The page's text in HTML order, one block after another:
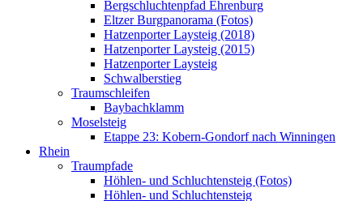
Bergschluchtenpfad Ehrenburg
Eltzer Burgpanorama (Fotos)
Hatzenporter Laysteig (2018)
Hatzenporter Laysteig (2015)
Hatzenporter Laysteig
Schwalberstieg
Traumschleifen
Baybachklamm
Moselsteig
Etappe 23: Kobern-Gondorf nach Winningen
Rhein
Traumpfade
Höhlen- und Schluchtensteig (Fotos)
Höhlen- und Schluchtensteig